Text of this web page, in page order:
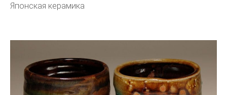
Японская керамика